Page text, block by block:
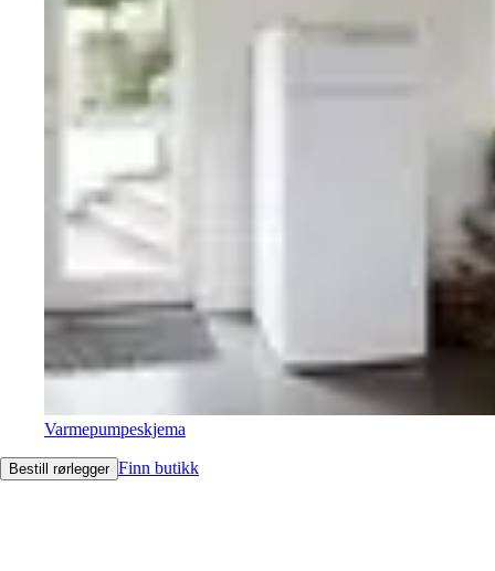
Varmepumpeskjema
Bestill rørlegger Finn butikk